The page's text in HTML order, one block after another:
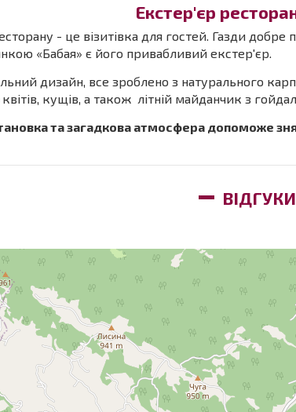
Екстер'єр
- це візитівка для гостей. Газди
«Бабая» є його привабливий екстер'єр.
дизайн, все зроблено з натурального
квітів, кущів, а також літній майданчик з
та загадкова атмосфера допоможе
ВІДГУКИ